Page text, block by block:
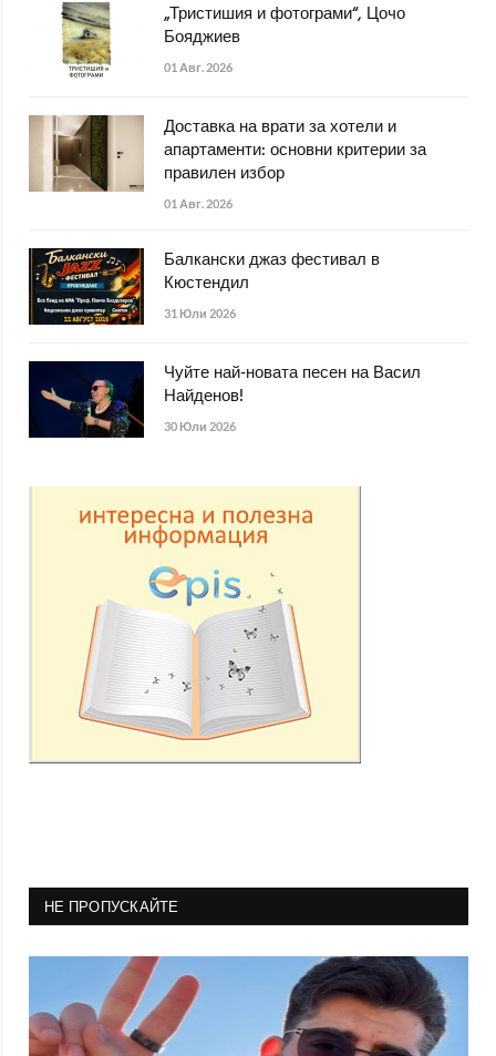
„Тристишия и фотограми“, Цочо
Бояджиев
01 Авг. 2026
Доставка на врати за хотели и
апартаменти: основни критерии за
правилен избор
01 Авг. 2026
Балкански джаз фестивал в
Кюстендил
31 Юли 2026
Чуйте най-новата песен на Васил
Найденов!
30 Юли 2026
НЕ ПРОПУСКАЙТЕ